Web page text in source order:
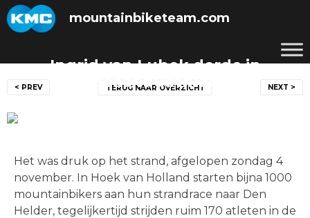
Skip
to
mountainbiketeam.com
navigatie
< PREV NEXT >
TERUG NAAR OVERZICHT
Ingrid van Lubek derde in
Beachduathlon
Het was druk op het strand, afgelopen zondag 4
november. In Hoek van Holland starten bijna 1000
mountainbikers aan hun strandrace naar Den
Helder, tegelijkertijd strijden ruim 170 atleten in de